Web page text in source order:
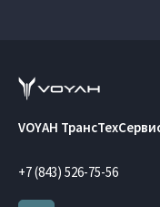
VOYAH
+7 (843) 526-75-56